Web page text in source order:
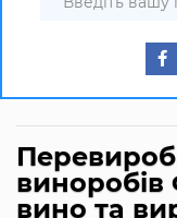
виноробів
вино та